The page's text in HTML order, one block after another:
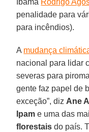
penalidade para
para incêndios).
A mudança
nacional para lidar
severas para
gente faz papel de
exceção”, diz Ane
Ipam e uma das
florestais do país.